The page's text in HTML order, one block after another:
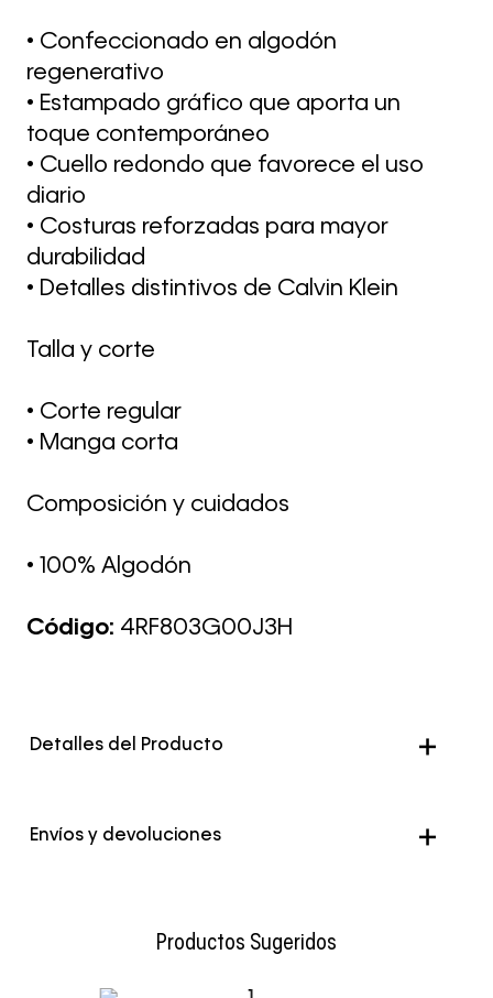
• Confeccionado en algodón
regenerativo
• Estampado gráfico que aporta un
toque contemporáneo
• Cuello redondo que favorece el uso
diario
• Costuras reforzadas para mayor
durabilidad
• Detalles distintivos de Calvin Klein
Talla y corte
• Corte regular
• Manga corta
Composición y cuidados
• 100% Algodón
Código: 4RF803G00J3H
Detalles del Producto
Genero Hombre
Envíos y devoluciones
Productos Sugeridos